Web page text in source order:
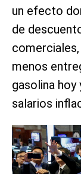
un efecto
de
menos
gasolina
salarios